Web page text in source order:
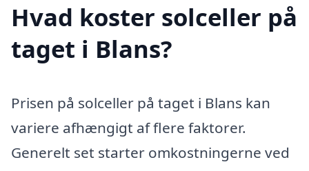
Hvad koster solceller på
taget i Blans?
Prisen på solceller på taget i Blans kan
variere afhængigt af flere faktorer.
Generelt set starter omkostningerne ved